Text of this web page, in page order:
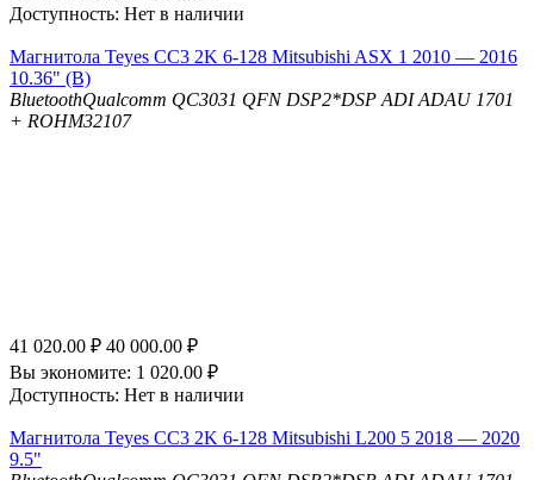
Доступность: Нет в наличии
Магнитола Teyes CC3 2K 6-128 Mitsubishi ASX 1 2010 — 2016
10.36" (B)
BluetoothQualcomm QC3031 QFN DSP2*DSP ADI ADAU 1701
+ ROHM32107
41 020.00 ₽ 40 000.00 ₽
Вы экономите: 1 020.00 ₽
Доступность: Нет в наличии
Магнитола Teyes CC3 2K 6-128 Mitsubishi L200 5 2018 — 2020
9.5"